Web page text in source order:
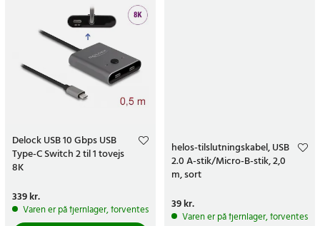
Delock USB 10 Gbps USB
Type-C Switch 2 til 1 tovejs
8K
Pris:339 kr.
339 kr.
Varen er på fjernlager, forventes at blive sendt inden for 5-7 hverdage
helos-tilslutningskabel, USB
2.0 A-stik/Micro-B-stik, 2,0
m, sort
Pris:39 kr.
39 kr.
Varen er på fjernlager, forventes